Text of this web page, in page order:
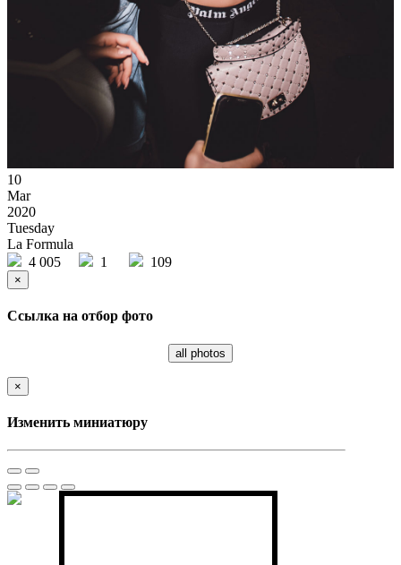
10
Mar
2020
Tuesday
La Formula
4 005
1 109
×
Ссылка на отбор фото
all photos
×
Изменить миниатюру